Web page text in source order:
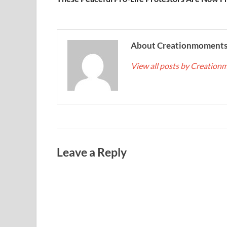
About Creationmoments
View all posts by
Leave a Reply